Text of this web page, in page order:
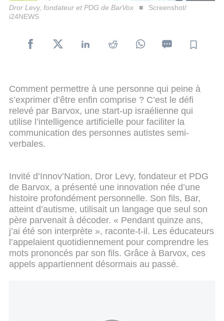
Dror Levy, fondateur et PDG de BarVox
Screenshot/
i24NEWS
Comment permettre à une personne qui peine à
s’exprimer d’être enfin comprise ? C’est le défi
relevé par Barvox, une start-up israélienne qui
utilise l’intelligence artificielle pour faciliter la
communication des personnes autistes semi-
verbales.
Invité d’Innov’Nation, Dror Levy, fondateur et PDG
de Barvox, a présenté une innovation née d’une
histoire profondément personnelle. Son fils, Bar,
atteint d’autisme, utilisait un langage que seul son
père parvenait à décoder. « Pendant quinze ans,
j’ai été son interprète », raconte-t-il. Les éducateurs
l’appelaient quotidiennement pour comprendre les
mots prononcés par son fils. Grâce à Barvox, ces
appels appartiennent désormais au passé.